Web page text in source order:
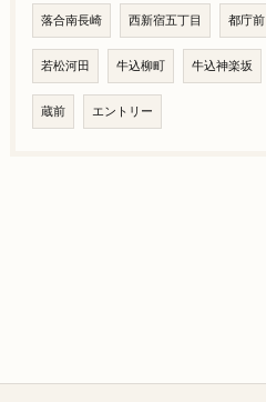
落合南長崎 西新宿五丁目 都庁前
若松河田 牛込柳町 牛込神楽坂
蔵前 エントリー